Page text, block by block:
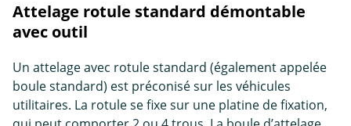
Attelage rotule standard démontable
avec outil
Un attelage avec rotule standard (également appelée
boule standard) est préconisé sur les véhicules
utilitaires. La rotule se fixe sur une platine de fixation,